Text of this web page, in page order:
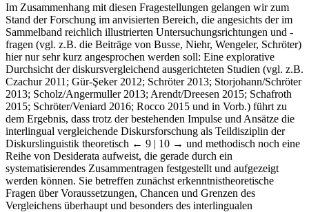
Im Zusammenhang mit diesen Fragestellungen gelangen wir zum
Stand der Forschung im anvisierten Bereich, die angesichts der im
Sammelband reichlich illustrierten Untersuchungsrichtungen und -
fragen (vgl. z.B. die Beiträge von Busse, Niehr, Wengeler, Schröter)
hier nur sehr kurz angesprochen werden soll: Eine explorative
Durchsicht der diskursvergleichend ausgerichteten Studien (vgl. z.B.
Czachur 2011; Gür-Şeker 2012; Schröter 2013; Storjohann/Schröter
2013; Scholz/Angermuller 2013; Arendt/Dreesen 2015; Schafroth
2015; Schröter/Veniard 2016; Rocco 2015 und in Vorb.) führt zu
dem Ergebnis, dass trotz der bestehenden Impulse und Ansätze die
interlingual vergleichende Diskursforschung als Teildisziplin der
Diskurslinguistik theoretisch ← 9 | 10 → und methodisch noch eine
Reihe von Desiderata aufweist, die gerade durch ein
systematisierendes Zusammentragen festgestellt und aufgezeigt
werden können. Sie betreffen zunächst erkenntnistheoretische
Fragen über Voraussetzungen, Chancen und Grenzen des
Vergleichens überhaupt und besonders des interlingualen